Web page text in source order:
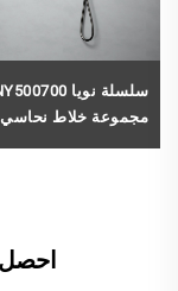
مجموعة خلاط